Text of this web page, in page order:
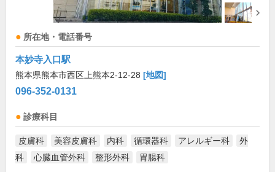
所在地・電話番号
本妙寺入口駅
熊本県熊本市西区上熊本2-12-28 [地図]
096-352-0131
診療科目
皮膚科 美容皮膚科 内科 循環器科 アレルギー科
外
科
心臓血管外科 整形外科 胃腸科